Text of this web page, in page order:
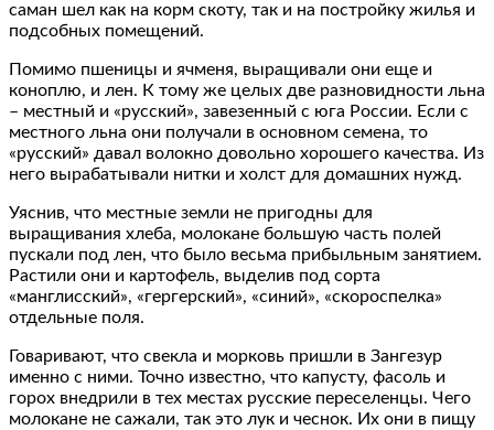
саман шел как на корм скоту, так и на постройку жилья и
подсобных помещений.
Помимо пшеницы и ячменя, выращивали они еще и
коноплю, и лен. К тому же целых две разновидности льна
– местный и «русский», завезенный с юга России. Если с
местного льна они получали в основном семена, то
«русский» давал волокно довольно хорошего качества. Из
него вырабатывали нитки и холст для домашних нужд.
Уяснив, что местные земли не пригодны для
выращивания хлеба, молокане большую часть полей
пускали под лен, что было весьма прибыльным занятием.
Растили они и картофель, выделив под сорта
«манглисский», «гергерский», «синий», «скороспелка»
отдельные поля.
Говаривают, что свекла и морковь пришли в Зангезур
именно с ними. Точно известно, что капусту, фасоль и
горох внедрили в тех местах русские переселенцы. Чего
молокане не сажали, так это лук и чеснок. Их они в пищу